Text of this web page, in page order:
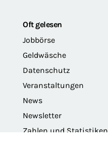
Oft gelesen
Jobbörse
Geldwäsche
Datenschutz
Veranstaltungen
News
Newsletter
Zahlen und Statistiken